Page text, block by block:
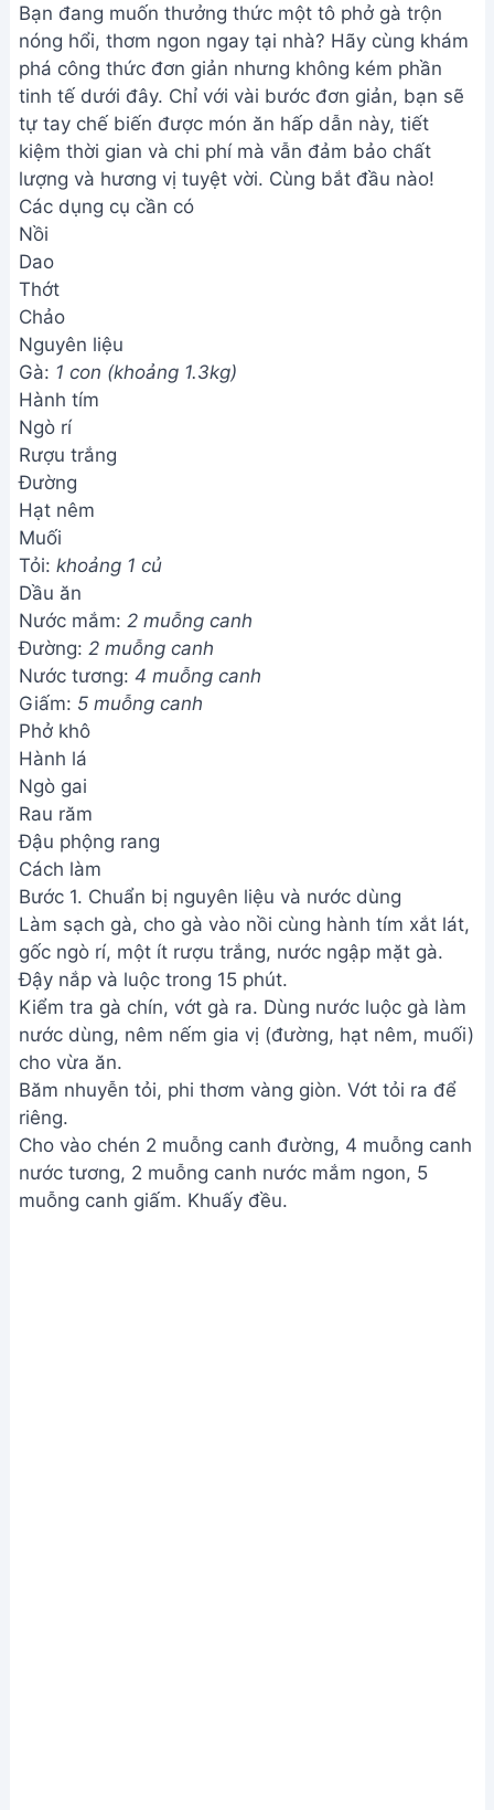
Bạn đang muốn thưởng thức một tô phở gà trộn
nóng hổi, thơm ngon ngay tại nhà? Hãy cùng khám
phá công thức đơn giản nhưng không kém phần
tinh tế dưới đây. Chỉ với vài bước đơn giản, bạn sẽ
tự tay chế biến được món ăn hấp dẫn này, tiết
kiệm thời gian và chi phí mà vẫn đảm bảo chất
lượng và hương vị tuyệt vời. Cùng bắt đầu nào!
Các dụng cụ cần có
Nồi
Dao
Thớt
Chảo
Nguyên liệu
Gà: 1 con (khoảng 1.3kg)
Hành tím
Ngò rí
Rượu trắng
Đường
Hạt nêm
Muối
Tỏi: khoảng 1 củ
Dầu ăn
Nước mắm: 2 muỗng canh
Đường: 2 muỗng canh
Nước tương: 4 muỗng canh
Giấm: 5 muỗng canh
Phở khô
Hành lá
Ngò gai
Rau răm
Đậu phộng rang
Cách làm
Bước 1. Chuẩn bị nguyên liệu và nước dùng
Làm sạch gà, cho gà vào nồi cùng hành tím xắt lát,
gốc ngò rí, một ít rượu trắng, nước ngập mặt gà.
Đậy nắp và luộc trong 15 phút.
Kiểm tra gà chín, vớt gà ra. Dùng nước luộc gà làm
nước dùng, nêm nếm gia vị (đường, hạt nêm, muối)
cho vừa ăn.
Băm nhuyễn tỏi, phi thơm vàng giòn. Vớt tỏi ra để
riêng.
Cho vào chén 2 muỗng canh đường, 4 muỗng canh
nước tương, 2 muỗng canh nước mắm ngon, 5
muỗng canh giấm. Khuấy đều.